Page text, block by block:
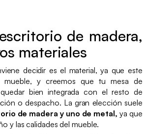
de madera,
materiales
decidir es el material, ya que este
mueble, y creemos que tu mesa de
bien integrada con el resto de
o despacho. La gran elección suele
de madera y uno de metal, ya que
y las calidades del mueble.